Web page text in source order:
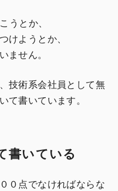
うとか、
けようとか、
ません。
技術系会社員として無
て書いています。
書いている
０点でなければならな